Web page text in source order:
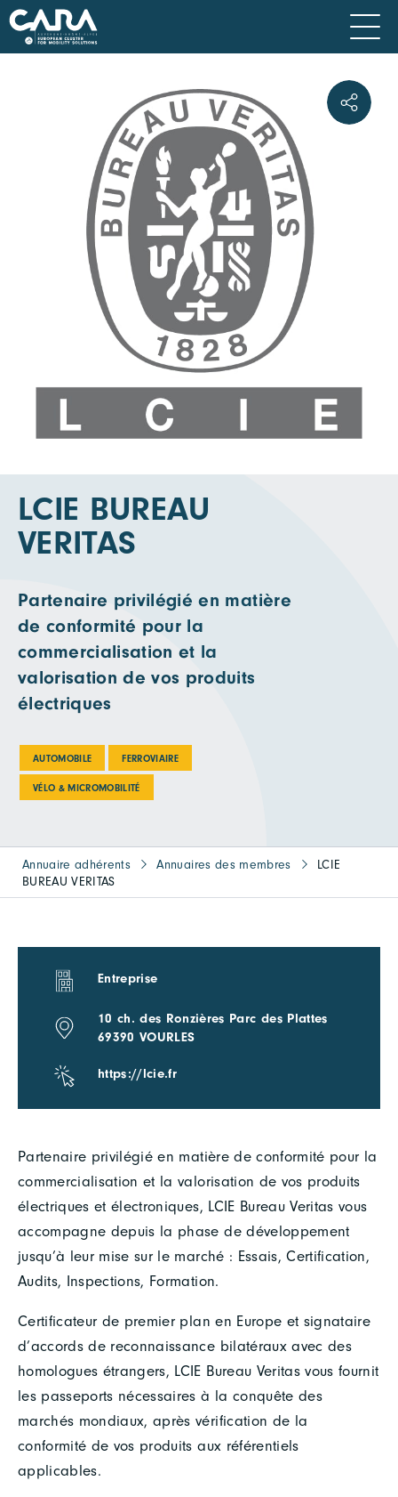
LCIE BUREAU
VERITAS
Partenaire privilégié en matière
de conformité pour la
commercialisation et la
valorisation de vos produits
électriques
AUTOMOBILE FERROVIAIRE
VÉLO & MICROMOBILITÉ
Annuaire adhérents Annuaires des membres
LCIE
BUREAU VERITAS
Partenaire privilégié en matière de conformité pour la
commercialisation et la valorisation de vos produits
électriques et électroniques, LCIE Bureau Veritas vous
accompagne depuis la phase de développement
jusqu’à leur mise sur le marché : Essais, Certification,
Audits, Inspections, Formation.
Certificateur de premier plan en Europe et signataire
d’accords de reconnaissance bilatéraux avec des
homologues étrangers, LCIE Bureau Veritas vous fournit
les passeports nécessaires à la conquête des
marchés mondiaux, après vérification de la
conformité de vos produits aux référentiels
applicables.
Entreprise
10 ch. des Ronzières Parc des Plattes
69390 VOURLES
https://lcie.fr